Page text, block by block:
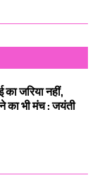
जरिया नहीं,
का भी मंच : जयंती